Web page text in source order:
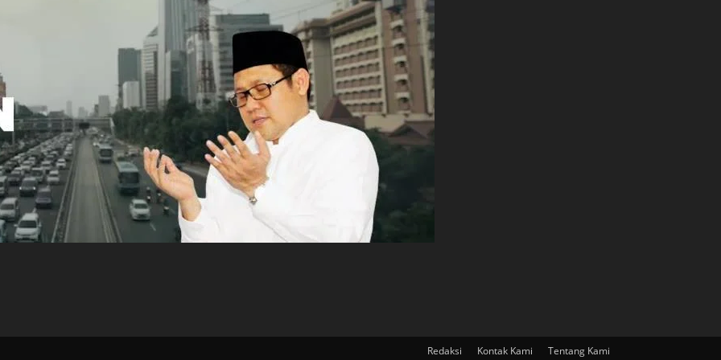
Redaksi Kontak Kami Tentang Kami